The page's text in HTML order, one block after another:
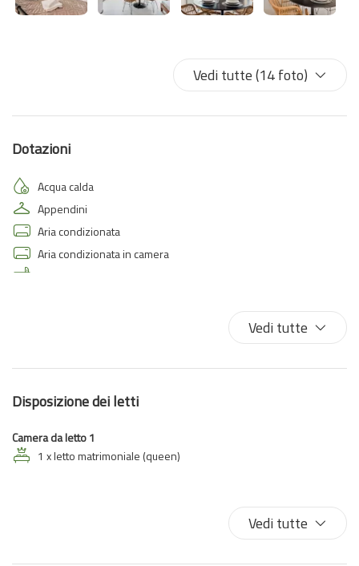
Vedi tutte (14 foto)
Dotazioni
Acqua calda
Appendini
Aria condizionata
Aria condizionata in camera
Cucina
Estintore
Ferro da stiro
Fornelli
Vedi tutte
Disposizione dei letti
Camera da letto 1
1 x letto matrimoniale (queen)
Vedi tutte